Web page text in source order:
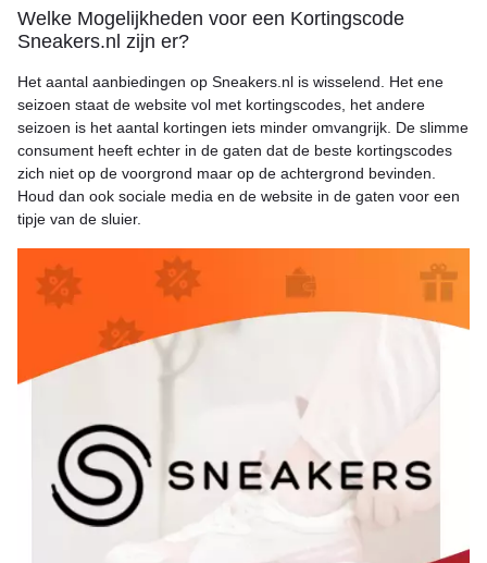
Welke Mogelijkheden voor een Kortingscode
Sneakers.nl zijn er?
Het aantal aanbiedingen op Sneakers.nl is wisselend. Het ene
seizoen staat de website vol met kortingscodes, het andere
seizoen is het aantal kortingen iets minder omvangrijk. De slimme
consument heeft echter in de gaten dat de beste kortingscodes
zich niet op de voorgrond maar op de achtergrond bevinden.
Houd dan ook sociale media en de website in de gaten voor een
tipje van de sluier.